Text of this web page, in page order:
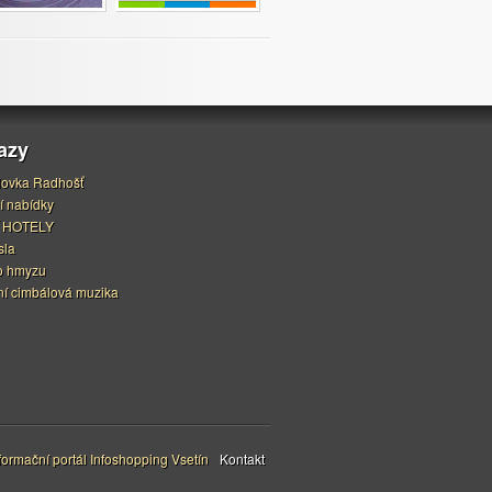
Radhošť
nabídky
hmyzu
cimbálová muzika
portál Infoshopping Vsetín Kontakt